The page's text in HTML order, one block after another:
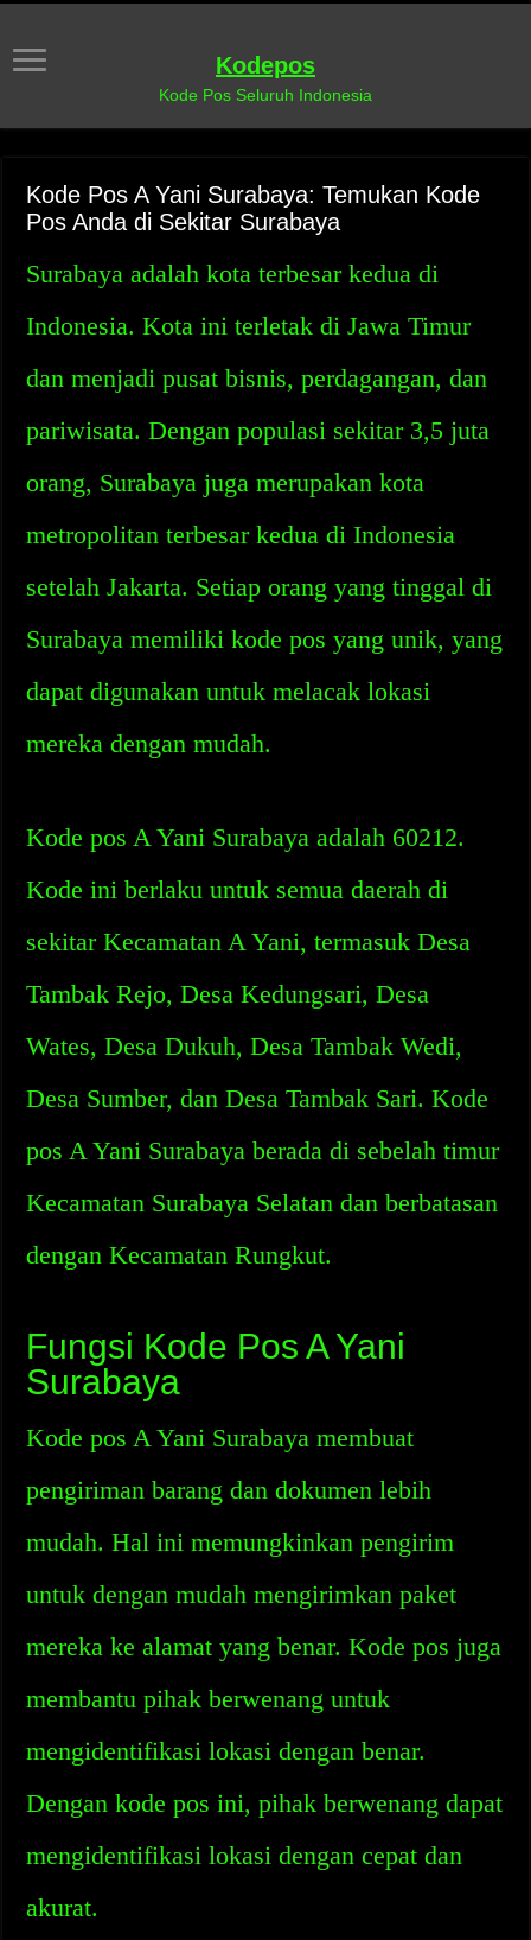
Kodepos
Kode Pos Seluruh Indonesia
Kode Pos A Yani Surabaya: Temukan Kode
Pos Anda di Sekitar Surabaya
Surabaya adalah kota terbesar kedua di
Indonesia. Kota ini terletak di Jawa Timur
dan menjadi pusat bisnis, perdagangan, dan
pariwisata. Dengan populasi sekitar 3,5 juta
orang, Surabaya juga merupakan kota
metropolitan terbesar kedua di Indonesia
setelah Jakarta. Setiap orang yang tinggal di
Surabaya memiliki kode pos yang unik, yang
dapat digunakan untuk melacak lokasi
mereka dengan mudah.
Kode pos A Yani Surabaya adalah 60212.
Kode ini berlaku untuk semua daerah di
sekitar Kecamatan A Yani, termasuk Desa
Tambak Rejo, Desa Kedungsari, Desa
Wates, Desa Dukuh, Desa Tambak Wedi,
Desa Sumber, dan Desa Tambak Sari. Kode
pos A Yani Surabaya berada di sebelah timur
Kecamatan Surabaya Selatan dan berbatasan
dengan Kecamatan Rungkut.
Fungsi Kode Pos A Yani
Surabaya
Kode pos A Yani Surabaya membuat
pengiriman barang dan dokumen lebih
mudah. Hal ini memungkinkan pengirim
untuk dengan mudah mengirimkan paket
mereka ke alamat yang benar. Kode pos juga
membantu pihak berwenang untuk
mengidentifikasi lokasi dengan benar.
Dengan kode pos ini, pihak berwenang dapat
mengidentifikasi lokasi dengan cepat dan
akurat.